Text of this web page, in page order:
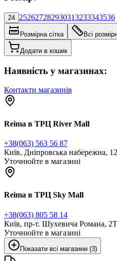
24 252627282930313233343536
Розмірна сітка Всі
Додати в кошик
Наявність у магазинах:
Контакти магазинів
Reima в ТРЦ River Mall
+38(063) 563 56 87
Київ, Дніпровська набережна,
Уточнюйте в магазині
Reima в ТРЦ Sky Mall
+38(063) 805 58 14
Київ, пр-т. Шухевича Романа,
Уточнюйте в магазині
Показати всі магазини (3)